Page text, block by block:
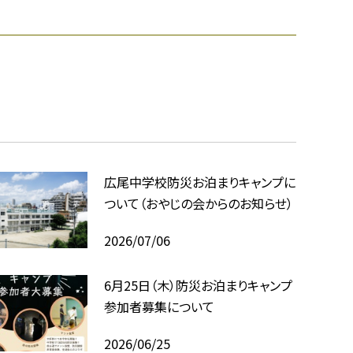
広尾中学校防災お泊まりキャンプに
ついて（おやじの会からのお知らせ）
2026/07/06
6月25日（木）防災お泊まりキャンプ
参加者募集について
2026/06/25